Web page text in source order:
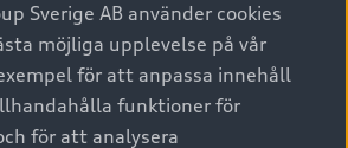
online
Sverige AB använder cookies
möjliga upplevelse på vår
för att anpassa innehåll
funktioner för
för att analysera